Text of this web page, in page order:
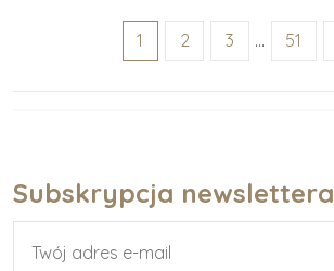
1 2 3 … 51
Subskrypcja newslettera